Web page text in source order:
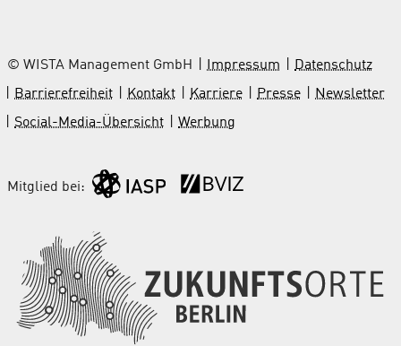
© WISTA Management GmbH Impressum
Datenschutz
Barrierefreiheit
Kontakt Karriere Presse
Newsletter
Social-Media-Übersicht
Werbung
Mitglied bei: